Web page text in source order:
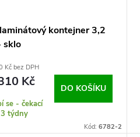
kontejner 3,2
sklo
Kč bez DPH
Kč
se - čekací
týdny
DO KOŠÍKU
Kód: 6782-2